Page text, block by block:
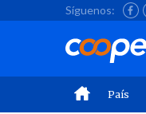
Síguenos:
País